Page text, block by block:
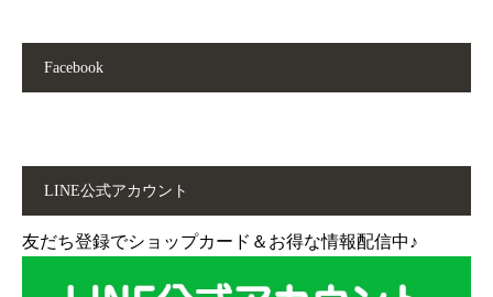
Facebook
LINE公式アカウント
友だち登録でショップカード＆お得な情報配信中♪